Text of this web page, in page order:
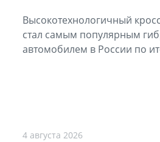
Высокотехнологичный
стал самым популярным
автомобилем в России по
4 августа 2026